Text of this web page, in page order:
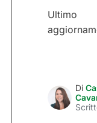
Ultimo
Di